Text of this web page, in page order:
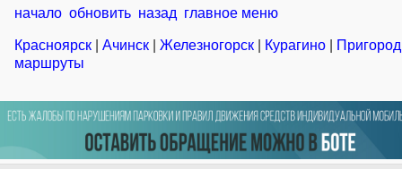
начало обновить назад главное меню
Красноярск Ачинск Железногорск Курагино
маршруты